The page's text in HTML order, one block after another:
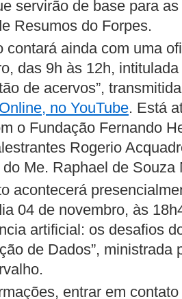
servirão de base para
Resumos do Forpes.
contará ainda com uma
das 9h às 12h,
de acervos”,
no YouTube. Está
o Fundação Fernando
Rogerio
Me. Raphael de Souza
acontecerá
04 de novembro, às
artificial: os desafios
de Dados”, ministrada
entrar em